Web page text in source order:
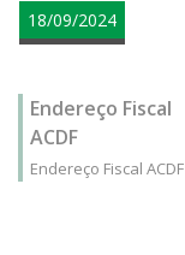
18/09/2024
Endereço Fiscal
ACDF
Endereço Fiscal ACDF